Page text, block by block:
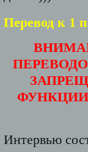
Перевод к 1
Интервью